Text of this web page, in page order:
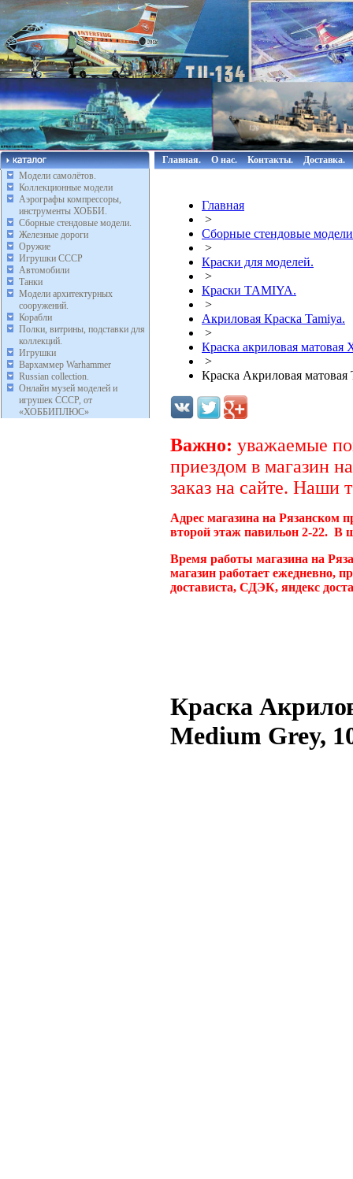
Модели самолётов.
Коллекционные модели
Аэрографы компрессоры,
инструменты ХОББИ.
Сборные стендовые модели.
Железные дороги
Оружие
Игрушки СССР
Автомобили
Танки
Модели архитектурных
сооружений.
Корабли
Полки, витрины, подставки для
коллекций.
Игрушки
Вархаммер Warhammer
Russian collection.
Онлайн музей моделей и
игрушек СССР, от
«ХОББИПЛЮС»
Главная. О нас. Контакты. Доставка.
Главная
>
Сборные стендовые
>
Краски для моделей.
>
Краски TAMIYA.
>
Акриловая Краска Tamiya.
>
Краска акриловая матовая
>
Краска Акриловая
Важно: уважаемые
приездом в магазин
заказ на сайте. Наши
Адрес магазина на Рязанском
второй этаж павильон 2-22. В
Время работы магазина на
магазин работает ежедневно,
достависта, СДЭК, яндекс
Краска
Medium Grey,